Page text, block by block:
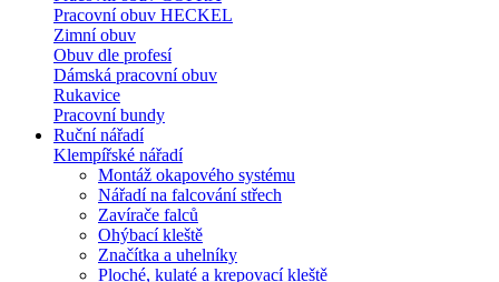
Pracovní obuv HECKEL
Zimní obuv
Obuv dle profesí
Dámská pracovní obuv
Rukavice
Pracovní bundy
Ruční nářadí
Klempířské nářadí
Montáž okapového systému
Nářadí na falcování střech
Zavírače falců
Ohýbací kleště
Značítka a uhelníky
Ploché, kulaté a krepovací kleště